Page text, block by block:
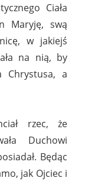
Ciała
Maryję, swą
w jakiejś
na nią, by
Chrystusa, a
rzec, że
Duchowi
Będąc
jak Ojciec i